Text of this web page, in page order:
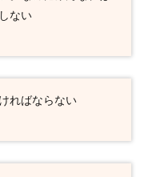
ない
ればならない